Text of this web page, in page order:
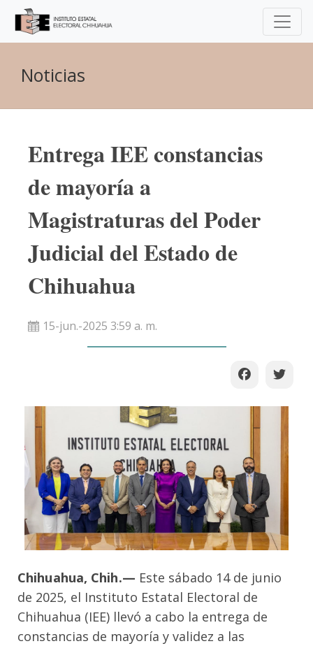
Noticias
Entrega IEE constancias
de mayoría a
Magistraturas del Poder
Judicial del Estado de
Chihuahua
15-jun.-2025 3:59 a. m.
Chihuahua, Chih.— Este sábado 14 de junio
de 2025, el Instituto Estatal Electoral de
Chihuahua (IEE) llevó a cabo la entrega de
constancias de mayoría y validez a las